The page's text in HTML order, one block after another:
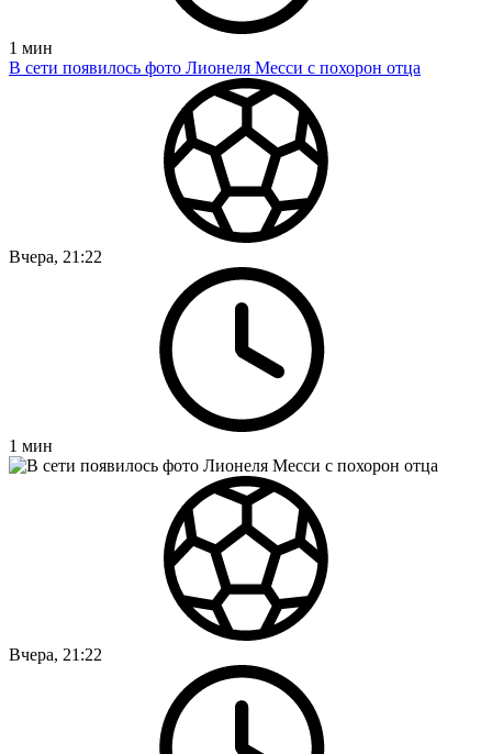
1 мин
В сети появилось фото Лионеля Месси с похорон отца
Вчера, 21:22
1 мин
Вчера, 21:22